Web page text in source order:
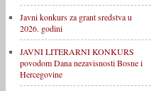
Javni konkurs za grant sredstva u
2026. godini
JAVNI LITERARNI KONKURS
povodom Dana nezavisnosti Bosne i
Hercegovine